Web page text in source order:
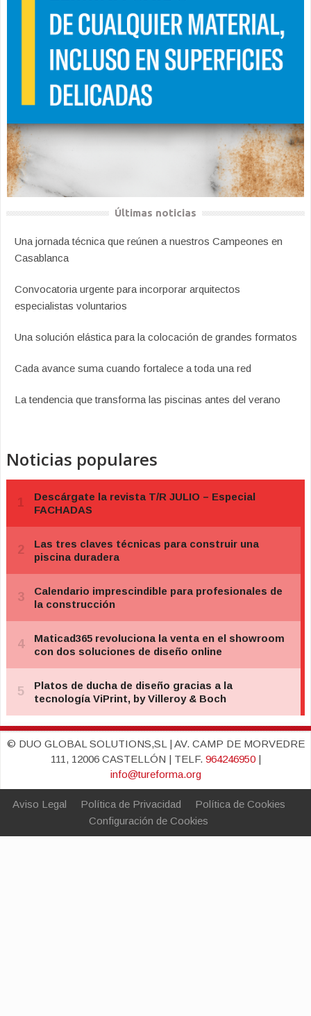
Últimas noticias
Una jornada técnica que reúnen a nuestros Campeones en
Casablanca
Convocatoria urgente para incorporar arquitectos
especialistas voluntarios
Una solución elástica para la colocación de grandes formatos
Cada avance suma cuando fortalece a toda una red
La tendencia que transforma las piscinas antes del verano
Noticias populares
© DUO GLOBAL SOLUTIONS,SL | AV. CAMP DE MORVEDRE
111, 12006 CASTELLÓN | TELF. 964246950|
info@tureforma.org
Aviso Legal Política de Privacidad
Política de Cookies
Configuración de Cookies